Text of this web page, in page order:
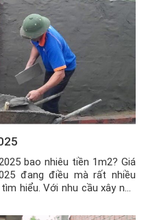
bao nhiêu tiền 1m2? Giá
đang điều mà rất nhiều
hiểu. Với nhu cầu xây nhà